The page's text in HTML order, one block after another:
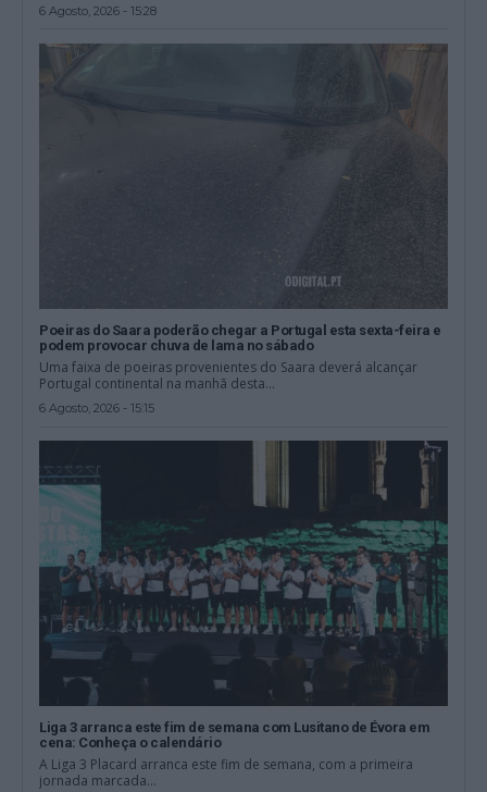
6 Agosto, 2026 - 15:28
Poeiras do Saara poderão chegar a Portugal esta sexta-feira e
podem provocar chuva de lama no sábado
Uma faixa de poeiras provenientes do Saara deverá alcançar
Portugal continental na manhã desta...
6 Agosto, 2026 - 15:15
Liga 3 arranca este fim de semana com Lusitano de Évora em
cena: Conheça o calendário
A Liga 3 Placard arranca este fim de semana, com a primeira
jornada marcada...